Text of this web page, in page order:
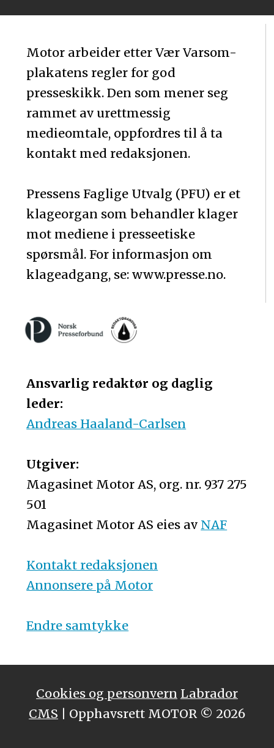
Motor arbeider etter Vær Varsom-
plakatens regler for god
presseskikk. Den som mener seg
rammet av urettmessig
medieomtale, oppfordres til å ta
kontakt med redaksjonen.
Pressens Faglige Utvalg (PFU) er et
klageorgan som behandler klager
mot mediene i presseetiske
spørsmål. For informasjon om
klageadgang, se: www.presse.no.
Ansvarlig redaktør og daglig
leder:
Andreas Haaland-Carlsen
Utgiver:
Magasinet Motor AS, org. nr. 937 275
501
Magasinet Motor AS eies av NAF
Kontakt redaksjonen
Annonsere på Motor
Endre samtykke
Cookies og personvern Labrador
CMS | Opphavsrett MOTOR © 2026